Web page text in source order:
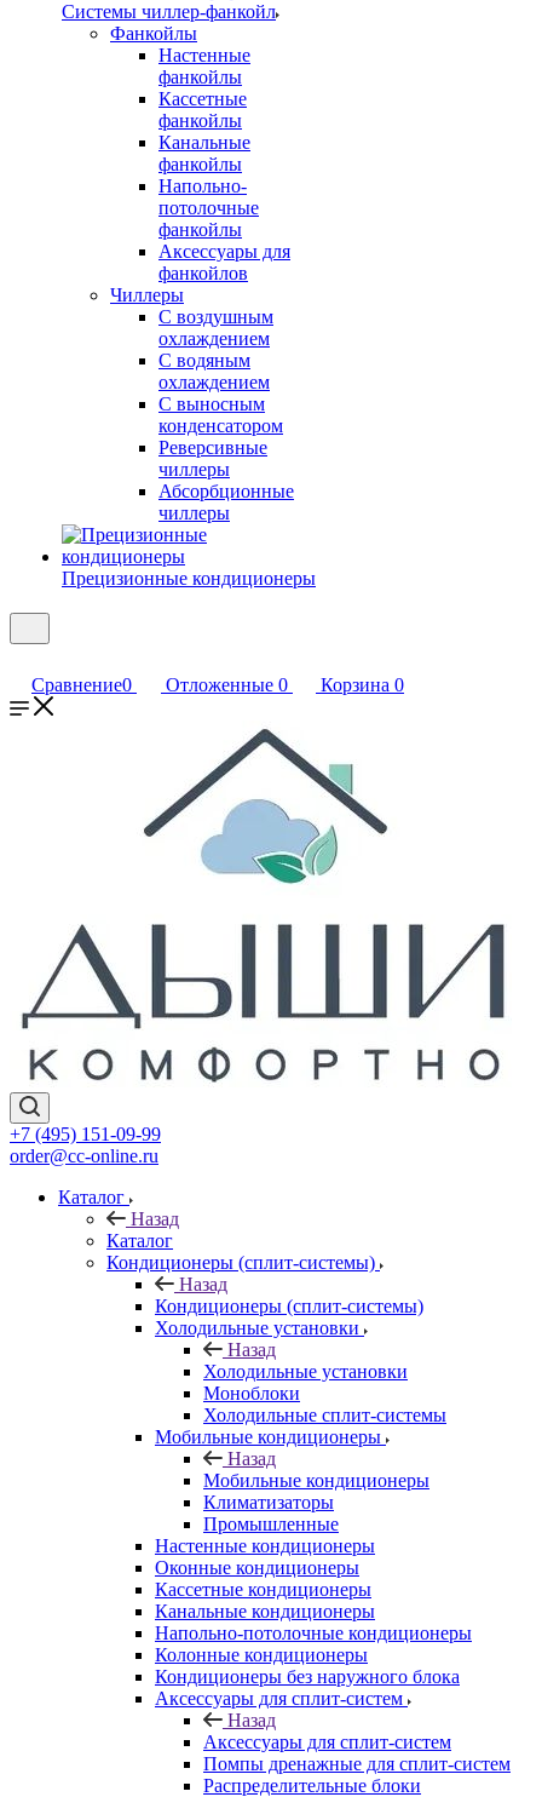
Системы чиллер-фанкойл
Фанкойлы
Настенные
фанкойлы
Кассетные
фанкойлы
Канальные
фанкойлы
Напольно-
потолочные
фанкойлы
Аксессуары для
фанкойлов
Чиллеры
С воздушным
охлаждением
С водяным
охлаждением
С выносным
конденсатором
Реверсивные
чиллеры
Абсорбционные
чиллеры
Прецизионные кондиционеры
Сравнение0 Отложенные 0 Корзина 0
+7 (495) 151-09-99
order@cc-online.ru
Каталог
Назад
Каталог
Кондиционеры (сплит-системы)
Назад
Кондиционеры (сплит-системы)
Холодильные установки
Назад
Холодильные установки
Моноблоки
Холодильные сплит-системы
Мобильные кондиционеры
Назад
Мобильные кондиционеры
Климатизаторы
Промышленные
Настенные кондиционеры
Оконные кондиционеры
Кассетные кондиционеры
Канальные кондиционеры
Напольно-потолочные кондиционеры
Колонные кондиционеры
Кондиционеры без наружного блока
Аксессуары для сплит-систем
Назад
Аксессуары для сплит-систем
Помпы дренажные для сплит-систем
Распределительные блоки